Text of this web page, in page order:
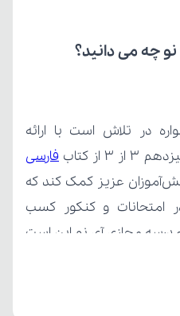
چه می‌ دانید؟
کتاب